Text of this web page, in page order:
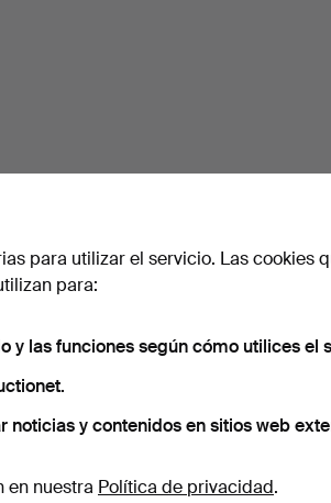
para utilizar el servicio. Las cookies
para:
y las funciones según cómo utilices el
noticias y contenidos en sitios web
en nuestra Política de privacidad.